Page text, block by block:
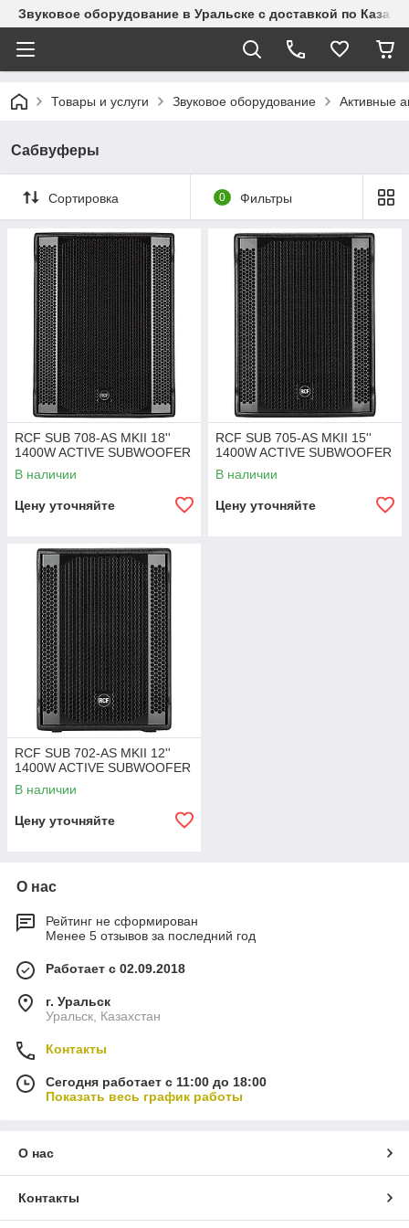
Звуковое оборудование в Уральске с доставкой по
Товары и услуги Звуковое оборудование Активные
Сабвуферы
Сортировка 0 Фильтры
RCF SUB 708-AS MKII 18''
1400W ACTIVE SUBWOOFER
В наличии
Цену уточняйте
RCF SUB 705-AS MKII 15''
1400W ACTIVE SUBWOOFER
В наличии
Цену уточняйте
RCF SUB 702-AS MKII 12''
1400W ACTIVE SUBWOOFER
В наличии
Цену уточняйте
О нас
Рейтинг не сформирован
Менее 5 отзывов за последний год
Работает с 02.09.2018
г. Уральск
Уральск, Казахстан
Контакты
Сегодня работает с 11:00 до 18:00
Показать весь график работы
О нас
Контакты